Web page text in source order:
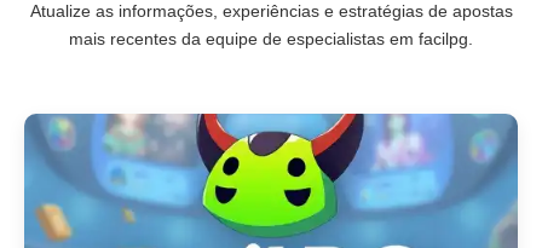
Atualize as informações, experiências e estratégias de apostas
mais recentes da equipe de especialistas em facilpg.